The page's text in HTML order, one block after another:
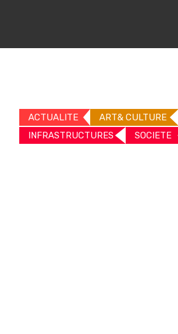
ACTUALITE
ART& CULTURE
INFRASTRUCTURES
SOCIETE